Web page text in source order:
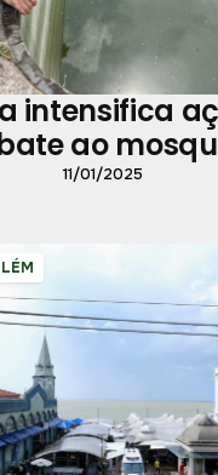
intensifica
ao
dengue em
11/01/2025